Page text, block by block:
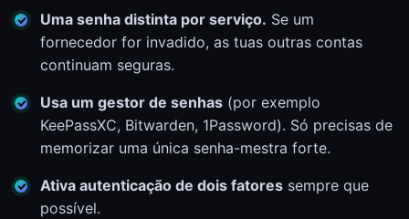
Uma senha distinta por serviço. Se um
fornecedor for invadido, as tuas outras contas
continuam seguras.
Usa um gestor de senhas (por exemplo
KeePassXC, Bitwarden, 1Password). Só precisas de
memorizar uma única senha-mestra forte.
Ativa autenticação de dois fatores sempre que
possível.